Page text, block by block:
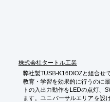
株式会社タートル工業
弊社製TUSB-K16DIOZと組合せ
教育・学習を効果的に行うのに
トの入出力動作をLEDの点灯、
ます。ユニバーサルエリアを設